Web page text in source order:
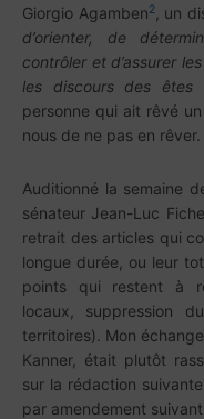
Giorgio Agamben2, un
d’orienter, de
contrôler et d’assurer
les discours des êtes
personne qui ait rêvé
nous de ne pas en rêver.
Auditionné la semaine
sénateur Jean-Luc
retrait des articles qui
longue durée, ou leur
points qui restent à
locaux, suppression
territoires). Mon
Kanner, était plutôt
sur la rédaction
par amendement